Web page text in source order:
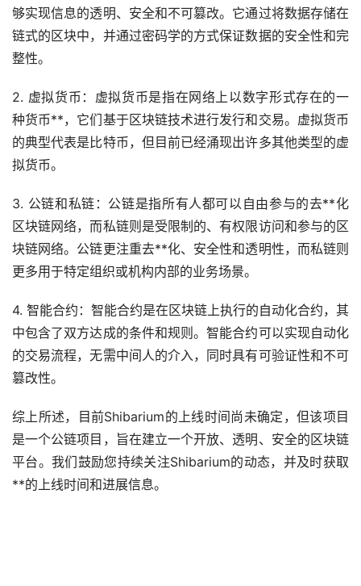
够实现信息的透明、安全和不可篡改。它通过将数据存储在
链式的区块中，并通过密码学的方式保证数据的安全性和完
整性。
2. 虚拟货币：虚拟货币是指在网络上以数字形式存在的一
种货币**，它们基于区块链技术进行发行和交易。虚拟货币
的典型代表是 比特币，但目前已经涌现出许多其他类型的虚
拟货币。
3. 公链和私链：公链是指所有人都可以自由参与的去**化
区块链网络，而私链则是受限制的、有权限访问和参与的区
块链网络。公链更注重去**化、安全性和透明性，而私链则
更多用于特定组织或机构内部的业务场景。
4. 智能合约：智能合约是在区块链上执行的自动化合约，其
中包含了双方达成的条件和规则。智能合约可以实现自动化
的交易流程，无需中间人的介入，同时具有可验证性和不可
篡改性。
综上所述，目前Shibarium的上线时间尚未确定，但该项目
是一个公链项目，旨在建立一个开放、透明、安全的区块链
平台。我们鼓励您持续关注Shibarium的动态，并及时获取
**的上线时间和进展信息。